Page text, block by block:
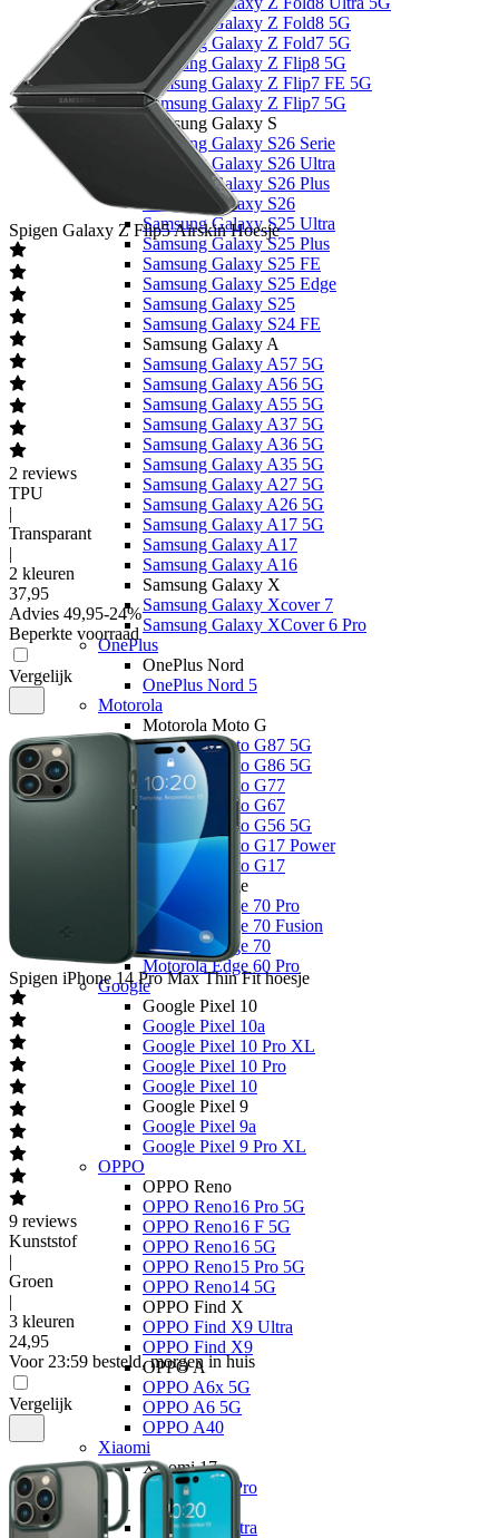
Samsung Galaxy Z Fold8 5G
Samsung Galaxy Z Fold7 5G
Samsung Galaxy Z Flip8 5G
Samsung Galaxy Z Flip7 FE 5G
Samsung Galaxy Z Flip7 5G
Samsung Galaxy S
Samsung Galaxy S26 Serie
Samsung Galaxy S26 Ultra
Samsung Galaxy S26 Plus
Samsung Galaxy S26
Samsung Galaxy S25 Ultra
Samsung Galaxy S25 Plus
Samsung Galaxy S25 FE
Samsung Galaxy S25 Edge
Samsung Galaxy S25
Samsung Galaxy S24 FE
Samsung Galaxy A
Samsung Galaxy A57 5G
Samsung Galaxy A56 5G
Samsung Galaxy A55 5G
Samsung Galaxy A37 5G
Samsung Galaxy A36 5G
Samsung Galaxy A35 5G
Samsung Galaxy A27 5G
Samsung Galaxy A26 5G
Samsung Galaxy A17 5G
Samsung Galaxy A17
Samsung Galaxy A16
Samsung Galaxy X
Samsung Galaxy Xcover 7
Samsung Galaxy XCover 6 Pro
OnePlus
OnePlus Nord
OnePlus Nord 5
Motorola
Motorola Moto G
Motorola Moto G87 5G
Motorola Moto G86 5G
Motorola Moto G77
Motorola Moto G67
Motorola Moto G56 5G
Motorola Moto G17 Power
Motorola Moto G17
Motorola Edge
Motorola Edge 70 Pro
Motorola Edge 70 Fusion
Motorola Edge 70
Motorola Edge 60 Pro
Google
Google Pixel 10
Google Pixel 10a
Google Pixel 10 Pro XL
Google Pixel 10 Pro
Google Pixel 10
Google Pixel 9
Google Pixel 9a
Google Pixel 9 Pro XL
OPPO
OPPO Reno
OPPO Reno16 Pro 5G
OPPO Reno16 F 5G
OPPO Reno16 5G
OPPO Reno15 Pro 5G
OPPO Reno14 5G
OPPO Find X
OPPO Find X9 Ultra
OPPO Find X9
OPPO A
OPPO A6x 5G
OPPO A6 5G
OPPO A40
Xiaomi
Xiaomi 17
Xiaomi 17T Pro
Xiaomi 17T
Xiaomi 17 Ultra
Spigen Galaxy Z Flip5 Airskin Hoesje
2 reviews
TPU
|
Transparant
|
2 kleuren
37,95
Advies 49,95-24%
Beperkte voorraad
Vergelijk
Spigen iPhone 14 Pro Max Thin Fit hoesje
9 reviews
Kunststof
|
Groen
|
3 kleuren
24,95
Voor 23:59 besteld, morgen in huis
Vergelijk